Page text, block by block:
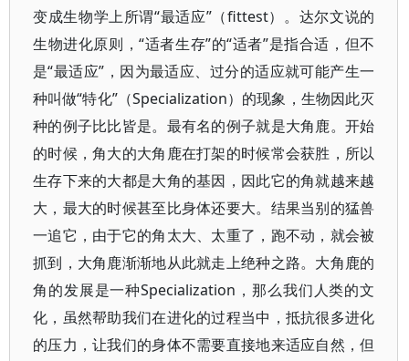
变成生物学上所谓“最适应”（fittest）。达尔文说的
生物进化原则，“适者生存”的“适者”是指合适，但不
是“最适应”，因为最适应、过分的适应就可能产生一
种叫做“特化”（Specialization）的现象，生物因此灭
种的例子比比皆是。最有名的例子就是大角鹿。开始
的时候，角大的大角鹿在打架的时候常会获胜，所以
生存下来的大都是大角的基因，因此它的角就越来越
大，最大的时候甚至比身体还要大。结果当别的猛兽
一追它，由于它的角太大、太重了，跑不动，就会被
抓到，大角鹿渐渐地从此就走上绝种之路。大角鹿的
角的发展是一种Specialization，那么我们人类的文
化，虽然帮助我们在进化的过程当中，抵抗很多进化
的压力，让我们的身体不需要直接地来适应自然，但